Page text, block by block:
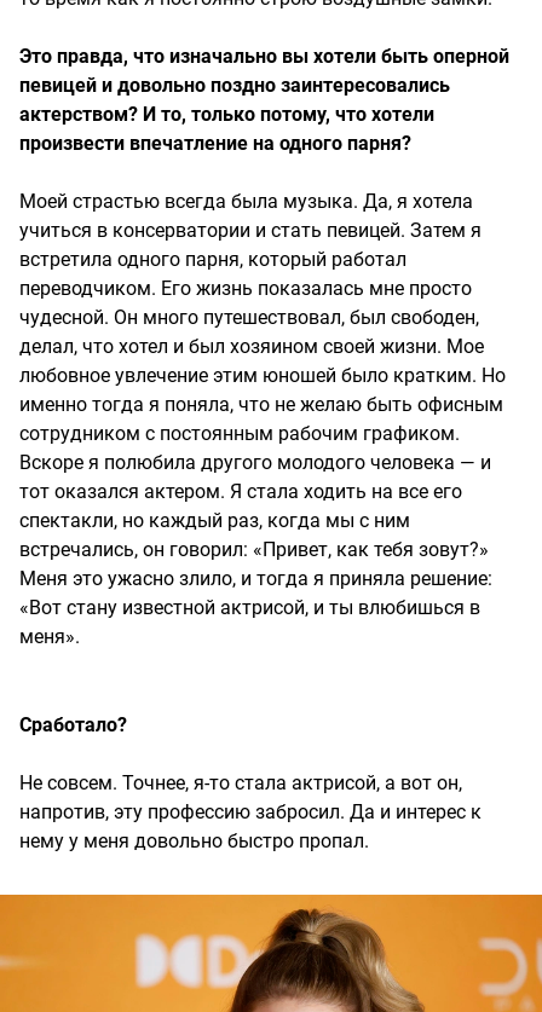
Это правда, что изначально вы хотели быть оперной
певицей и довольно поздно заинтересовались
актерством? И то, только потому, что хотели
произвести впечатление на одного парня?
Моей страстью всегда была музыка. Да, я хотела
учиться в консерватории и стать певицей. Затем я
встретила одного парня, который работал
переводчиком. Его жизнь показалась мне просто
чудесной. Он много путешествовал, был свободен,
делал, что хотел и был хозяином своей жизни. Мое
любовное увлечение этим юношей было кратким. Но
именно тогда я поняла, что не желаю быть офисным
сотрудником с постоянным рабочим графиком.
Вскоре я полюбила другого молодого человека — и
тот оказался актером. Я стала ходить на все его
спектакли, но каждый раз, когда мы с ним
встречались, он говорил: «Привет, как тебя зовут?»
Меня это ужасно злило, и тогда я приняла решение:
«Вот стану известной актрисой, и ты влюбишься в
меня».
Сработало?
Не совсем. Точнее, я-то стала актрисой, а вот он,
напротив, эту профессию забросил. Да и интерес к
нему у меня довольно быстро пропал.